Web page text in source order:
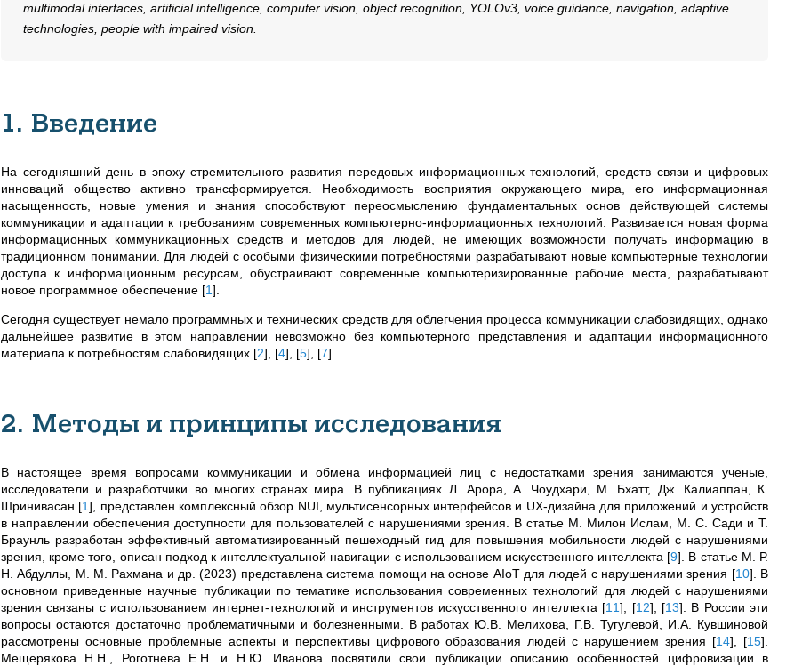
multimodal interfaces, artificial intelligence, computer vision, object recognition, YOLOv3, voice guidance, navigation, adaptive
technologies, people with impaired vision.
1. Введение
На сегодняшний день в эпоху стремительного развития передовых информационных технологий, средств связи и цифровых
инноваций общество активно трансформируется. Необходимость восприятия окружающего мира, его информационная
насыщенность, новые умения и знания способствуют переосмыслению фундаментальных основ действующей системы
коммуникации и адаптации к требованиям современных компьютерно-информационных технологий. Развивается новая форма
информационных коммуникационных средств и методов для людей, не имеющих возможности получать информацию в
традиционном понимании. Для людей с особыми физическими потребностями разрабатывают новые компьютерные технологии
доступа к информационным ресурсам, обустраивают современные компьютеризированные рабочие места, разрабатывают
новое программное обеспечение [1]
Сегодня существует немало программных и технических средств для облегчения процесса коммуникации слабовидящих, однако
дальнейшее развитие в этом направлении невозможно без компьютерного представления и адаптации информационного
материала к потребностям слабовидящих [2] [4] [5] [7]
2. Методы и принципы исследования
В настоящее время вопросами коммуникации и обмена информацией лиц с недостатками зрения занимаются ученые,
исследователи и разработчики во многих странах мира. В публикациях Л. Арора, А. Чоудхари, М. Бхатт, Дж. Калиаппан, К.
Шринивасан [1] , представлен комплексный обзор NUI, мультисенсорных интерфейсов и UX-дизайна для приложений и устройств
в направлении обеспечения доступности для пользователей с нарушениями зрения. В статье М. Милон Ислам, М. С. Сади и Т.
Браунль разработан эффективный автоматизированный пешеходный гид для повышения мобильности людей с нарушениями
зрения, кроме того, описан подход к интеллектуальной навигации с использованием искусственного интеллекта [9] . В статье М. Р.
Н. Абдуллы, М. М. Рахмана и др. (2023) представлена система помощи на основе AIoT для людей с нарушениями зрения [10] . В
основном приведенные научные публикации по тематике использования современных технологий для людей с нарушениями
зрения связаны с использованием интернет-технологий и инструментов искусственного интеллекта [11] [12] [13] . В России эти
вопросы остаются достаточно проблематичными и болезненными. В работах Ю.В. Мелихова, Г.В. Тугулевой, И.А. Кувшиновой
рассмотрены основные проблемные аспекты и перспективы цифрового образования людей с нарушением зрения [14] [15]
Мещерякова H.H., Роготнева E.H. и Н.Ю. Иванова посвятили свои публикации описанию особенностей цифровизации в